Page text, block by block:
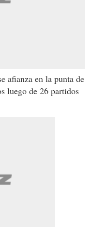
afianza en la punta de
luego de 26 partidos